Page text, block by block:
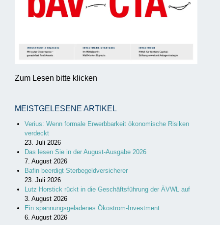
Zum Lesen bitte klicken
MEISTGELESENE ARTIKEL
Verius: Wenn formale Erwerbbarkeit ökonomische Risiken
verdeckt
23. Juli 2026
Das lesen Sie in der August-Ausgabe 2026
7. August 2026
Bafin beerdigt Sterbegeldversicherer
23. Juli 2026
Lutz Horstick rückt in die Geschäftsführung der ÄVWL auf
3. August 2026
Ein spannungsgeladenes Ökostrom-Investment
6. August 2026